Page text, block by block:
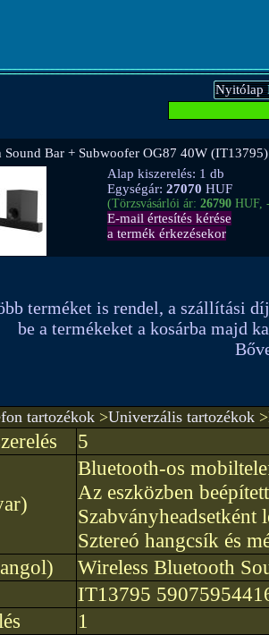
Nyitólap
Sound Bar + Subwoofer OG87 40W (IT13795)
Alap kiszerelés: 1 db
Egységár: 27070 HUF
(Törzsvásárlói ár: 26790 HUF,
E-mail értesítés kérése
a termék érkezésekor
terméket is rendel, a szállítási
be a termékeket a kosárba majd
tartozékok >Univerzális tartozékok >
5
Bluetooth-os
Az eszközben
Szabványheadsetként
Sztereó hangcsík és
Wireless Bluetooth
IT13795
1